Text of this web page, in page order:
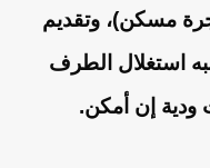
مسكن)، وتقديم
استغلال الطرف
ودية إن أمكن.